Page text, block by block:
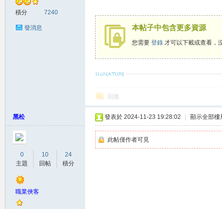
積分 7240
發消息 本帖子中包含更多資源
您需要 登錄 才可以下載或查看，
回復
黑松
0
主題
10
回帖
24
積分
職業俠客
發表於 2024-11-23 19:28:02 顯示全部樓
此帖僅作者可見